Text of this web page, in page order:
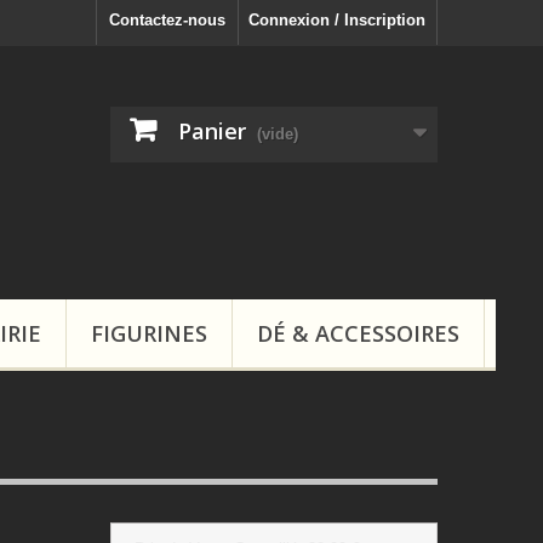
Connexion / Inscription
Contactez-nous
Panier (vide)
FIGURINES DÉ & ACCESSOIRES